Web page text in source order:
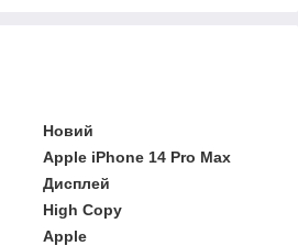
Новий
Apple iPhone 14 Pro Max
Дисплей
High Copy
Apple